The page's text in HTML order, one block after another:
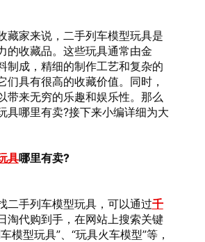
藏家来说，二手列车模型玩具是
的收藏品。这些玩具通常由金
制成，精细的制作工艺和复杂的
们具有很高的收藏价值。同时，
带来无穷的乐趣和娱乐性。那么
具哪里有卖?接下来小编详细为大
具哪里有卖?
二手列车模型玩具，可以通过千
淘代购到手，在网站上搜索关键
模型玩具”、“玩具火车模型”等，